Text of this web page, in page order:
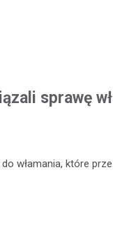
sprawę
włamania, które